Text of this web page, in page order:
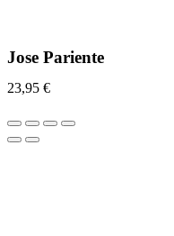
Jose Pariente
23,95 €